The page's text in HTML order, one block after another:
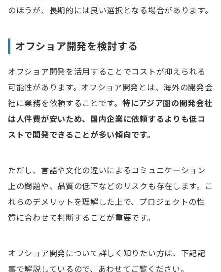
のほうが、長期的には良い選択となる場合があります。
オフショア開発を検討する
オフショア開発を活用することでコストが抑えられる
可能性があります。オフショア開発とは、海外の開発会
社に業務を依頼することです。 特にアジア圏の開発会社
は人件費が安いため、国内企業に依頼するよりも低コ
ストで開発できることが多い傾向です。
ただし、言語や文化の違いによるコミュニケーション
上の問題や、品質の低下などのリスクも存在します。こ
れらのデメリットを理解した上で、プロジェクトの性
質に合わせて判断することが重要です。
オフショア開発について詳しく知りたい方は、下記記
事で解説しているので、あわせてご覧ください。